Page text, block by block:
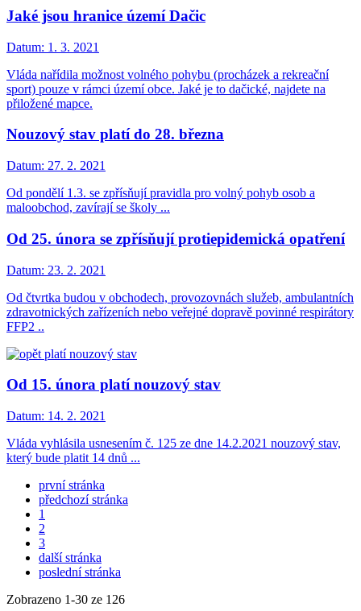
Jaké jsou hranice území Dačic
Datum: 1. 3. 2021
Vláda nařídila možnost volného pohybu (procházek a rekreační
sport) pouze v rámci území obce. Jaké je to dačické, najdete na
přiložené mapce.
Nouzový stav platí do 28. března
Datum: 27. 2. 2021
Od pondělí 1.3. se zpřísňují pravidla pro volný pohyb osob a
maloobchod, zavírají se školy ...
Od 25. února se zpřísňují protiepidemická opatření
Datum: 23. 2. 2021
Od čtvrtka budou v obchodech, provozovnách služeb, ambulantních
zdravotnických zařízeních nebo veřejné dopravě povinné respirátory
FFP2 ..
Od 15. února platí nouzový stav
Datum: 14. 2. 2021
Vláda vyhlásila usnesením č. 125 ze dne 14.2.2021 nouzový stav,
který bude platit 14 dnů ...
první stránka
předchozí stránka
1
2
3
další stránka
poslední stránka
Zobrazeno 1-30 ze 126